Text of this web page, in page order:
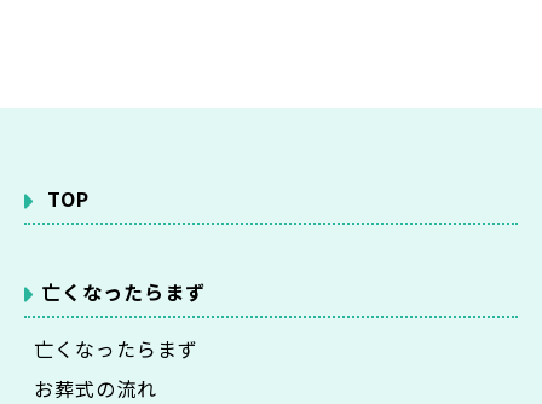
TOP
亡くなったらまず
亡くなったらまず
お葬式の流れ